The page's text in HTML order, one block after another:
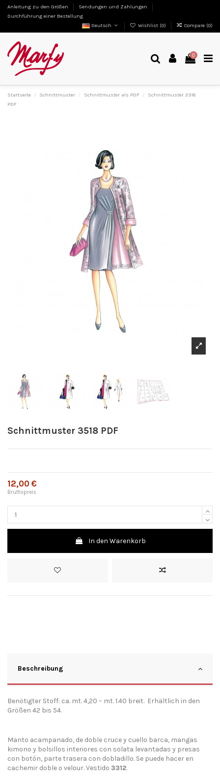
Anleitung zu den Größen
Sendungen und Zahlungen
Durchführung einer Bestellung
Deutsch
Wishlist (0) Compare (0)
0
Startseite Schnittmuster Schnittmuster als PDF
Schnittmuster 3518
PDF
Schnittmuster 3518 PDF
12,00 €
Bruttopreis
In den Warenkorb
Beschreibung
Benötigter Stoff: ca. mt. 4,20 – mt. 1.40 breit. Erhältlich in den
Größen 42 bis 54.
Manto acampanado, de doble cruce y cuello barca, mangas
kimono y bolsillos interiores con solata levantadas y presas
con botón, parte trasera con dobladillo. Se puede hacer en
cachemir doble o velour. Vestido 3312.